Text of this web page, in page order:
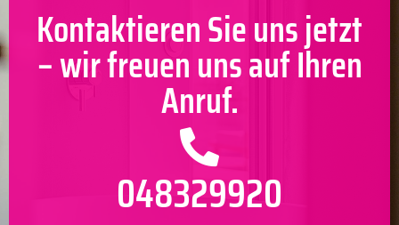
Kontaktieren Sie uns jetzt
– wir freuen uns auf Ihren
Anruf.
048329920